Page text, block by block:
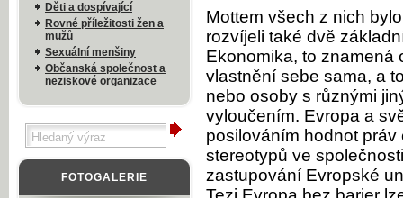
Mottem všech z nich
rozvíjeli také dvě
Ekonomika, to znamená
vlastnění sebe sama, a
nebo osoby s různými
vyloučením. Evropa a
posilováním hodnot
stereotypů ve
zastupování Evropské
Děti a dospívající
Rovné příležitosti žen a
mužů
Sexuální menšiny
Občanská společnost a
neziskové organizace
FOTOGALERIE